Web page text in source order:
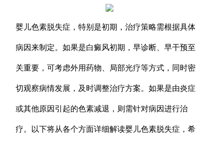
婴儿色素脱失症，特别是初期，治疗策略需根据具体
病因来制定。如果是白癜风初期，早诊断、早干预至
关重要，可考虑外用药物、局部光疗等方式，同时密
切观察病情发展，及时调整治疗方案。如果是由炎症
或其他原因引起的色素减退，则需针对病因进行治
疗。以下将从各个方面详细解读婴儿色素脱失症，希